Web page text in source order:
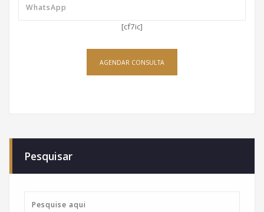
[cf7ic]
AGENDAR CONSULTA
Pesquisar